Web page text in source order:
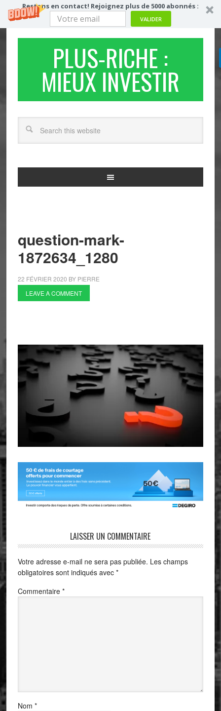
Restons en contact! Rejoignez plus de 5000 abonnés :
VALIDER
PLUS-RICHE :
MIEUX INVESTIR
question-mark-
1872634_1280
22 FÉVRIER 2020 BY PIERRE
LEAVE A COMMENT
LAISSER UN COMMENTAIRE
Votre adresse e-mail ne sera pas publiée. Les champs
obligatoires sont indiqués avec *
Commentaire *
Nom *